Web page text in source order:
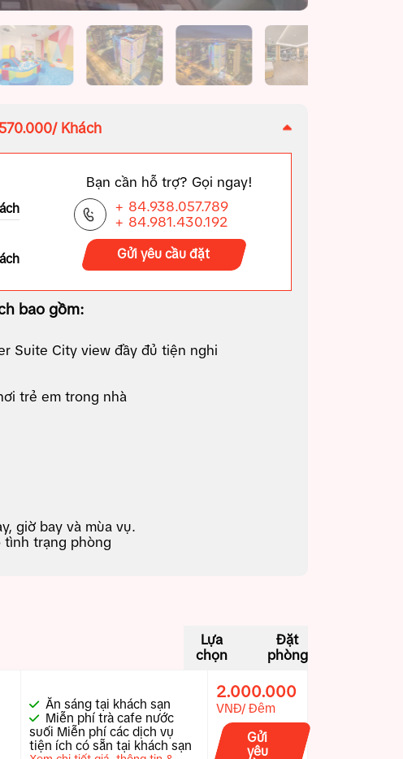
Khách
Bạn cần hỗ trợ? Gọi ngay!
+ 84.938.057.789
+ 84.981.430.192
Gửi yêu cầu đặt
bao gồm:
Suite City view đầy đủ tiện nghi
trẻ em trong nhà
giờ bay và mùa vụ.
tình trạng phòng
Lựa
chọn
Đặt
phòng
Ăn sáng tại khách sạn
Miễn phí trà cafe nước
suối Miễn phí các dịch vụ
tiện ích có sẵn tại khách sạn
2.000.000
VNĐ/ Đêm
Gửi
yêu